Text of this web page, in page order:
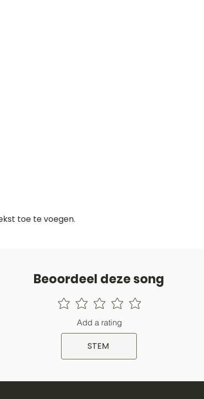
toe te voegen.
Beoordeel deze song
Add a rating
STEM